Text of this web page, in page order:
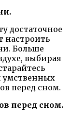
достаточное
настроить
Больше
выбирая
умственных
перед сном.
перед сном.